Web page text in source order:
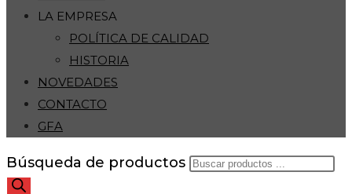
LA EMPRESA
POLÍTICA DE CALIDAD
HISTORIA
NOVEDADES
CONTACTO
GFA
Búsqueda de productos